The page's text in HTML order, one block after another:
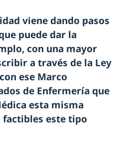
viene dando pasos
puede dar la
con una mayor
a través de la Ley
ese Marco
de Enfermería que
esta misma
factibles este tipo